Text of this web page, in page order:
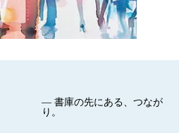
— 書庫の先にある、つなが
り。